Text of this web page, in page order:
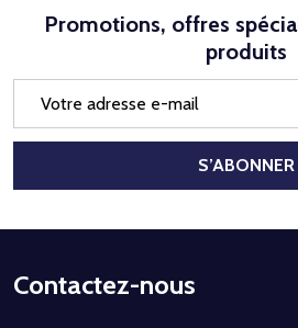
Promotions, offres
produits
mail
S’ABONNER
Début
Contactez-nous